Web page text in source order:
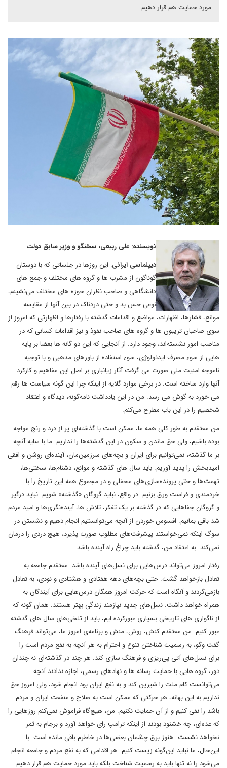
مورد حمایت هم قرار دهیم.
نویسنده: علی ربیعی، سخنگو و وزیر سابق دولت
دیپلماسی ایرانی: این روزها در جلساتی که با دوستان
گوناگون از مشرب ها و گروه های مختلف و جمع های
دانشگاهی و صاحب نظران حوزه های مختلف می‌نشینم،
نوعی حس بد و حتی دردناک در بین آنها از مقایسه
موانع، فشارها، اظهارات، مواضع و اقدامات گذشته با رفتارها و اظهارتی که امروز از
سوی صاحبان تریبون ها و گروه های صاحب نفوذ و نیز اقدامات کسانی که در
مناصب امور نشسته‌اند، وجود دارد. از آنجایی که این دو گانه ها بعضا بر پایه
هایی از سوء مصرف ایدئولوژی، سوء استفاده از باورهای مذهبی و با توجیه
ناموجه امنیت ملی صورت می گرفت آثار زیانباری بر اصل این مفاهیم و کارکرد
آنها وارد ساخته است. در برخی موارد گلایه از اینکه چرا این گونه سیاست ها رقم
می خورد به گوش می رسد. من در این یادداشت نامه‌گونه، دیدگاه و اعتقاد
شخصیم را در این باب مطرح می‌کنم.
من معتقدم به طور کلی همه ما، ممکن است با گذشته‌ای پر از درد و رنج مواجه
بوده باشیم، ولی حق ماندن و سکون در این گذشته‌ها را نداریم. ما با سایه آنچه
بر ما گذشته، نمی‌توانیم برای ایران و بچه‌های سرزمین‌مان، آینده‌ای روشن و افقی
امیدبخش را پدید آوریم. باید سال های گذشته و موانع، دشنام‌ها، سختی‌ها،
تهمت‌ها و حتی پرونده‌سازی‌های محفلی و در مجموع همه این تاریخ را با
خردمندی و فراست ورق بزنیم. در واقع، نباید گروگان «گذشته» شویم. نباید درگیر
و گروگان جفاهایی که در گذشته بر یک تفکر، تلاش ها، آینده‌نگری‌ها و امید مردم
شد باقی بمانیم. افسوس خوردن از آنچه می‌توانستیم انجام دهیم و نشستن در
سوگ اینکه نمی‌خواستند پیشرفت‌های مطلوب صورت پذیرد، هیچ دردی را درمان
نمی‌کند. به اعتقاد من، گذشته باید چراغ راه آینده باشد.
رفتار امروز می‌تواند درس‌هایی برای نسل‌های آینده باشد. معتقدم جامعه به
تعادل بازخواهد گشت. حتی بچه‌های دهه هفتادی و هشتادی و نودی، به تعادل
بازمی‌گردند و آنگاه است که حرکت امروز همگان درس‌هایی برای آیندگان به
همراه خواهد داشت. نسل‌های جدید نیازمند زندگی بهتر هستند. همان گونه که
از ناگواری های تاریخی بسیاری عبورکرده ایم، باید از تلخی‌های سال های گذشته
عبور کنیم. من معتقدم کنش، روش، منش و برنامه‌ی امروز ما، می‌تواند فرهنگ
گفت وگو، به رسمیت شناختن تنوع و احترام به هر آنچه به نفع مردم است را
برای نسل‌های آتی پی‌ریزی و فرهنگ سازی ‌کند. هر چند در گذشته‌ای نه چندان
دور، گروه هایی با حمایت رسانه ها و نهادهای رسمی، اجازه ندادند آنچه
می‌توانست کام ملت را شیرین کند و به نفع ایران بود انجام شود، ولی امروز حق
نداریم به این بهانه، هر حرکتی که ممکن است به صلاح و منفعت ایران و مردم
باشد را نفی کنیم و از آن حمایت نکنیم. من، هیچ‌گاه فراموش نمی‌کنم روزهایی را
که عده‌ای، چه خشنود بودند از اینکه ترامپ رای خواهد آورد و برجام به ثمر
نخواهد نشست. هنوز برق چشمان بعضی‌ها در خاطرم باقی مانده ‌است. با
این‌حال، ما نباید این‌گونه زیست کنیم. هر اقدامی که به نفع مردم و جامعه انجام
می‌شود را نه تنها باید به رسمیت شناخت بلکه باید مورد حمایت هم قرار دهیم.